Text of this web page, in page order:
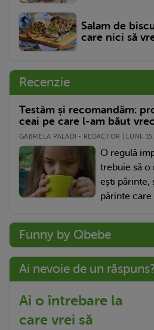
Salam de
care nici să
Recenzie
Testăm și recomandăm:
ceai pe care l-am băut
GABRIELA PALADI - REDACTOR | LUNI,
O regulă
trebuie să o
ești părinte,
părinte
Funny by Qbebe
Ai nevoie de un
Ai o întrebare la
care vrei să